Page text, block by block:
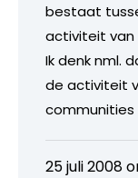
bestaat
activiteit van
Ik denk nml.
de activiteit
communities
25 juli 2008